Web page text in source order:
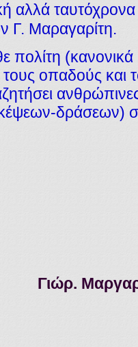
αλλά
Γ. Μαραγαρίτη.
πολίτη
τους οπαδούς
δράσεων)
Γιώρ.